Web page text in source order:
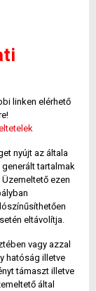
linken elérhető
nyújt az általa
tartalmak
ezen
eltávolítja.
vagy azzal
hatóság illetve
támaszt illetve
által